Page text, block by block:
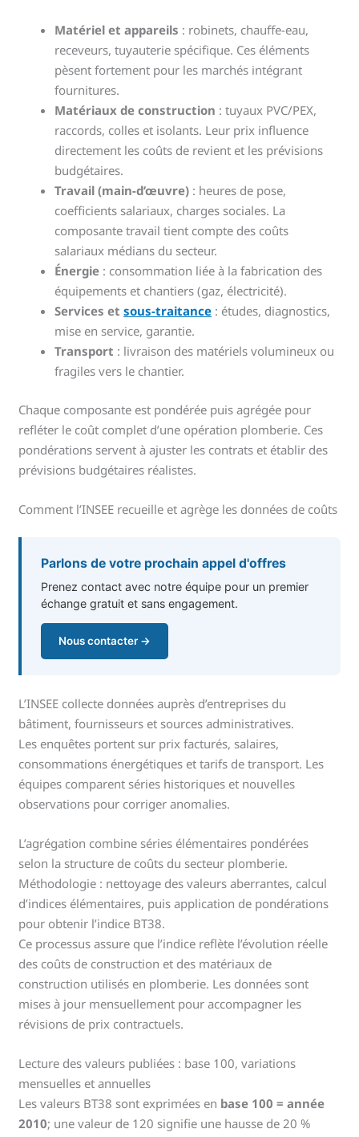
Matériel et appareils : robinets, chauffe-eau,
receveurs, tuyauterie spécifique. Ces éléments
pèsent fortement pour les marchés intégrant
fournitures.
Matériaux de construction : tuyaux PVC/PEX,
raccords, colles et isolants. Leur prix influence
directement les coûts de revient et les prévisions
budgétaires.
Travail (main-d’œuvre) : heures de pose,
coefficients salariaux, charges sociales. La
composante travail tient compte des coûts
salariaux médians du secteur.
Énergie : consommation liée à la fabrication des
équipements et chantiers (gaz, électricité).
Services etsous-traitance : études, diagnostics,
mise en service, garantie.
Transport : livraison des matériels volumineux ou
fragiles vers le chantier.
Chaque composante est pondérée puis agrégée pour
refléter le coût complet d’une opération plomberie. Ces
pondérations servent à ajuster les contrats et établir des
prévisions budgétaires réalistes.
Comment l’INSEE recueille et agrège les données de coûts
Parlons de votre prochain appel d'offres
Prenez contact avec notre équipe pour un premier
échange gratuit et sans engagement.
Nous contacter →
L’INSEE collecte données auprès d’entreprises du
bâtiment, fournisseurs et sources administratives.
Les enquêtes portent sur prix facturés, salaires,
consommations énergétiques et tarifs de transport. Les
équipes comparent séries historiques et nouvelles
observations pour corriger anomalies.
L’agrégation combine séries élémentaires pondérées
selon la structure de coûts du secteur plomberie.
Méthodologie : nettoyage des valeurs aberrantes, calcul
d’indices élémentaires, puis application de pondérations
pour obtenir l’indice BT38.
Ce processus assure que l’indice reflète l’évolution réelle
des coûts de construction et des matériaux de
construction utilisés en plomberie. Les données sont
mises à jour mensuellement pour accompagner les
révisions de prix contractuels.
Lecture des valeurs publiées : base 100, variations
mensuelles et annuelles
Les valeurs BT38 sont exprimées en base 100 = année
2010; une valeur de 120 signifie une hausse de 20 %